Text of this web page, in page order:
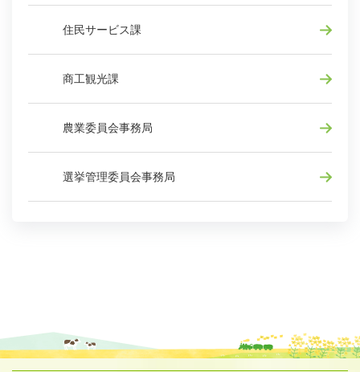
住民サービス課
商工観光課
農業委員会事務局
選挙管理委員会事務局